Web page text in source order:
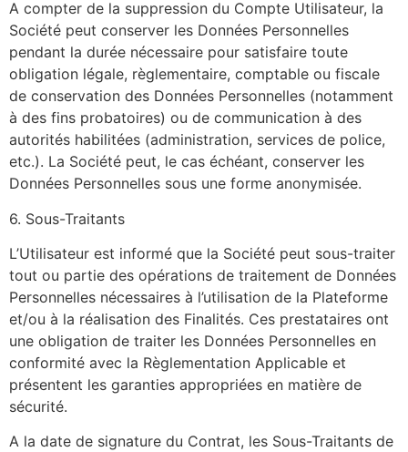
A compter de la suppression du Compte Utilisateur, la
Société peut conserver les Données Personnelles
pendant la durée nécessaire pour satisfaire toute
obligation légale, règlementaire, comptable ou fiscale
de conservation des Données Personnelles (notamment
à des fins probatoires) ou de communication à des
autorités habilitées (administration, services de police,
etc.). La Société peut, le cas échéant, conserver les
Données Personnelles sous une forme anonymisée.
6. Sous-Traitants
L’Utilisateur est informé que la Société peut sous-traiter
tout ou partie des opérations de traitement de Données
Personnelles nécessaires à l’utilisation de la Plateforme
et/ou à la réalisation des Finalités. Ces prestataires ont
une obligation de traiter les Données Personnelles en
conformité avec la Règlementation Applicable et
présentent les garanties appropriées en matière de
sécurité.
A la date de signature du Contrat, les Sous-Traitants de